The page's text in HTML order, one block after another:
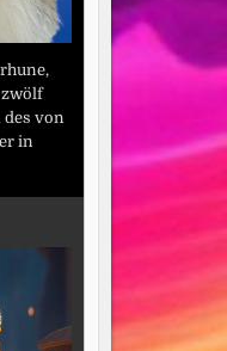
zwölf
des von
in